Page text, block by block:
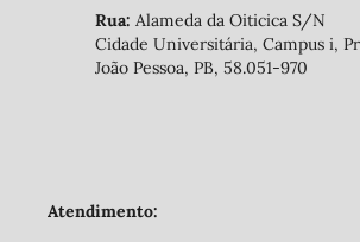
Rua: Alameda da Oiticica S/N
Cidade Universitária, Campus i,
João Pessoa, PB, 58.051-970
Atendimento: